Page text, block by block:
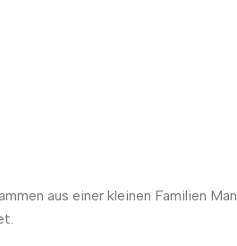
aus einer kleinen Familien